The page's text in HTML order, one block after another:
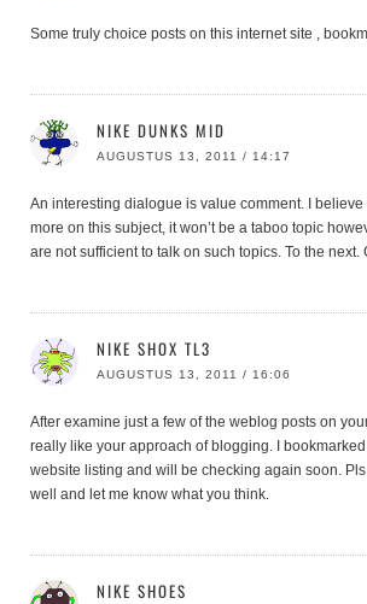
Some truly choice posts on this internet site ,
NIKE DUNKS MID
AUGUSTUS 13, 2011 / 14:17
An interesting dialogue is value comment. I believe
more on this subject, it won’t be a taboo topic
are not sufficient to talk on such topics. To the next.
NIKE SHOX TL3
AUGUSTUS 13, 2011 / 16:06
After examine just a few of the weblog posts on
really like your approach of blogging. I
website listing and will be checking again soon.
well and let me know what you think.
NIKE SHOES